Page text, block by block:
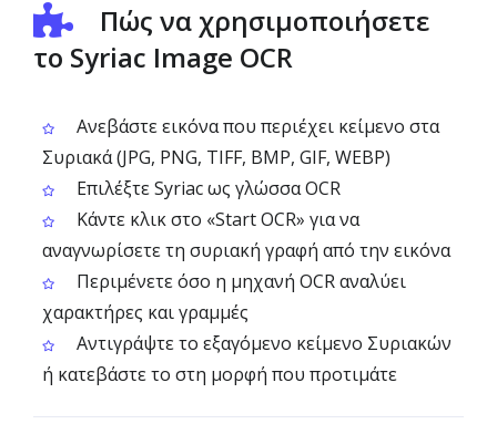
Πώς να χρησιμοποιήσετε
το Syriac Image OCR
Ανεβάστε εικόνα που περιέχει κείμενο στα
Συριακά (JPG, PNG, TIFF, BMP, GIF, WEBP)
Επιλέξτε Syriac ως γλώσσα OCR
Κάντε κλικ στο «Start OCR» για να
αναγνωρίσετε τη συριακή γραφή από την εικόνα
Περιμένετε όσο η μηχανή OCR αναλύει
χαρακτήρες και γραμμές
Αντιγράψτε το εξαγόμενο κείμενο Συριακών
ή κατεβάστε το στη μορφή που προτιμάτε